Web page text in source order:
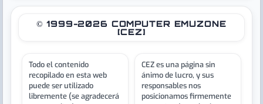
© 1999-2026 COMPUTER EMUZONE
[CEZ]
Todo el contenido
recopilado en esta web
puede ser utilizado
libremente (se agradecerá
CEZ es una página sin
ánimo de lucro, y sus
responsables nos
posicionamos firmemente